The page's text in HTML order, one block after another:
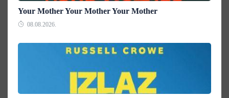
Your Mother Your Mother Your Mother
08.08.2026.